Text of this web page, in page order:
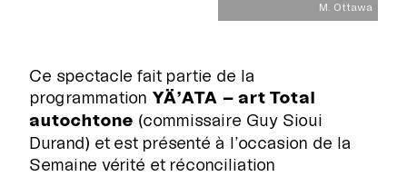
M. Ottawa
Ce spectacle fait partie de la
programmation YÄ’ATA – art Total
autochtone (commissaire Guy Sioui
Durand) et est présenté à l’occasion de la
Semaine vérité et réconciliation